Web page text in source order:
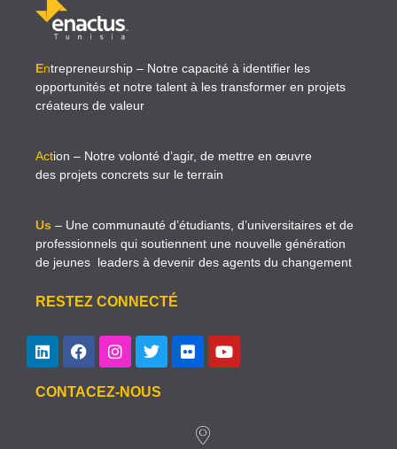
Entrepreneurship – Notre capacité à identifier les
opportunités et notre talent à les transformer en projets
créateurs de valeur
Action – Notre volonté d’agir, de mettre en œuvre
des projets concrets sur le terrain
Us – Une communauté d’étudiants, d’universitaires et de
professionnels qui soutiennent une nouvelle génération
de jeunes leaders à devenir des agents du changement
RESTEZ CONNECTÉ
CONTACEZ-NOUS